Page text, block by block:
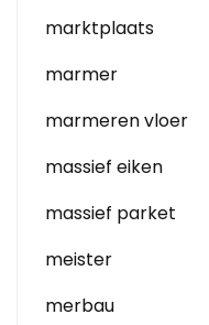
marktplaats
marmer
marmeren vloer
massief eiken
massief parket
meister
merbau